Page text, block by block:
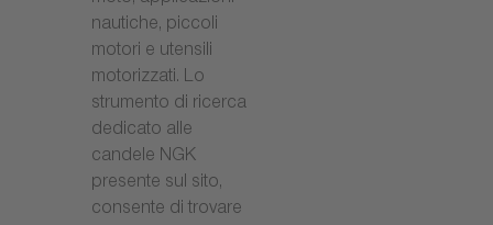
nautiche, piccoli
motori e utensili
motorizzati. Lo
strumento di ricerca
dedicato alle
candele NGK
presente sul sito,
consente di trovare